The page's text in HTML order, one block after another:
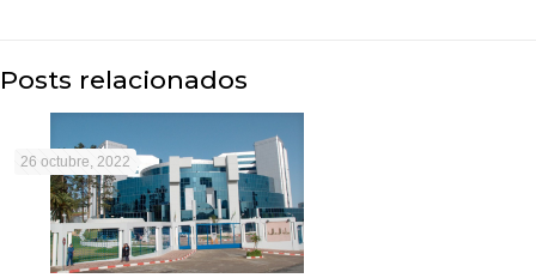
Posts relacionados
26 octubre, 2022